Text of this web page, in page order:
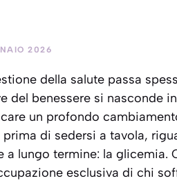
2026
della salute passa
del benessere si nasconde
un profondo
di sedersi a tavola,
a lungo termine: la glicemia.
esclusiva di chi